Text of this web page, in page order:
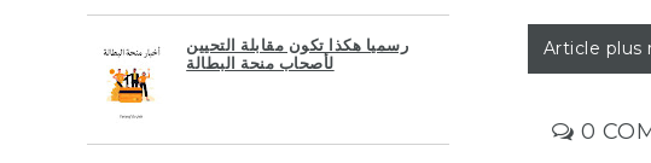
Article plus
0
رسميا هكذا تكون مقابلة التحيين
لأصحاب منحة البطالة